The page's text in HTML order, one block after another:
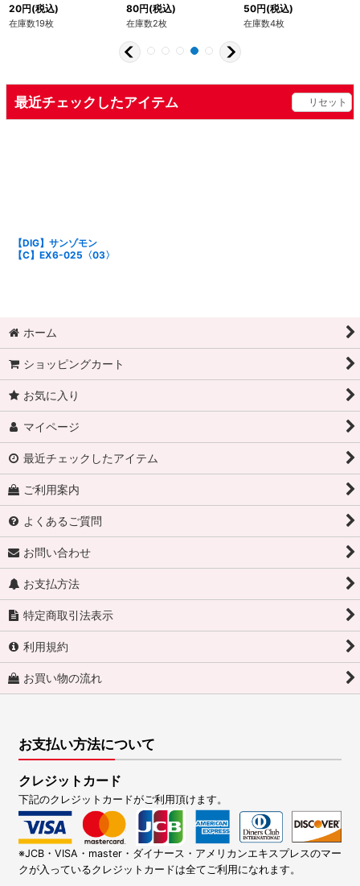
20円(税込)
在庫数19枚
80円(税込)
在庫数2枚
50円(税込)
在庫数4枚
最近チェックしたアイテム リセット
【DIG】サンゾモン
【C】EX6-025〈03〉
ホーム
ショッピングカート
お気に入り
マイページ
最近チェックしたアイテム
ご利用案内
よくあるご質問
お問い合わせ
お支払方法
特定商取引法表示
利用規約
お買い物の流れ
お支払い方法について
クレジットカード
下記のクレジットカードがご利用頂けます。
※JCB・VISA・master・ダイナース・アメリカンエキスプレスのマー
クが入っているクレジットカードは全てご利用になれます。